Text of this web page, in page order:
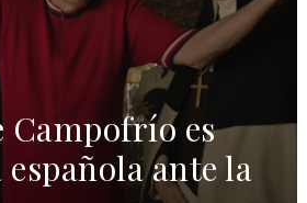
Campofrío es
ante la